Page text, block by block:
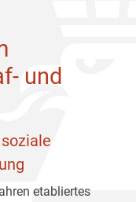
und
etabliertes